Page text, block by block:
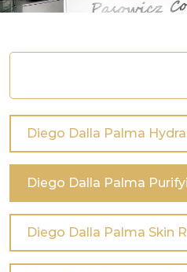
Diego Dalla Palma
Diego Dalla Palma
Diego Dalla Palma Skin